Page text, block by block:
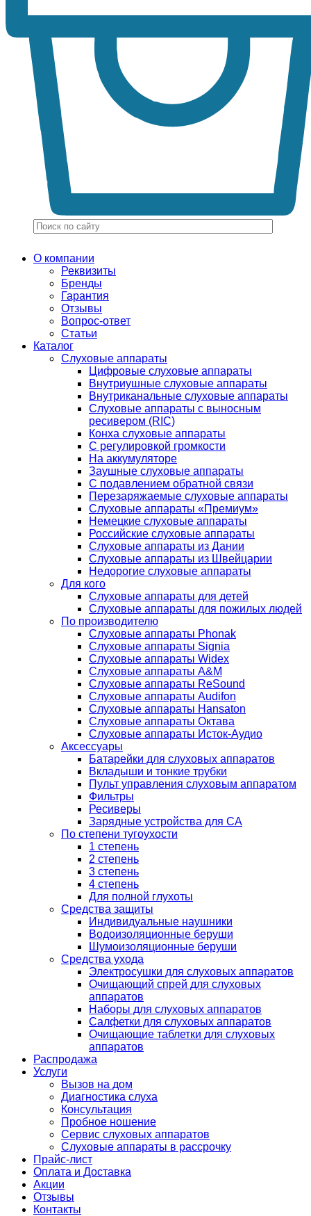
О компании
Реквизиты
Бренды
Гарантия
Отзывы
Вопрос-ответ
Статьи
Каталог
Слуховые аппараты
Цифровые слуховые аппараты
Внутриушные слуховые аппараты
Внутриканальные слуховые аппараты
Слуховые аппараты с выносным
ресивером (RIC)
Конха слуховые аппараты
С регулировкой громкости
На аккумуляторе
Заушные слуховые аппараты
C подавлением обратной связи
Перезаряжаемые слуховые аппараты
Слуховые аппараты «Премиум»
Немецкие слуховые аппараты
Российские слуховые аппараты
Слуховые аппараты из Дании
Слуховые аппараты из Швейцарии
Недорогие слуховые аппараты
Для кого
Слуховые аппараты для детей
Слуховые аппараты для пожилых людей
По производителю
Слуховые аппараты Phonak
Слуховые аппараты Signia
Слуховые аппараты Widex
Слуховые аппараты A&M
Слуховые аппараты ReSound
Слуховые аппараты Audifon
Слуховые аппараты Hansaton
Слуховые аппараты Октава
Слуховые аппараты Исток-Аудио
Аксессуары
Батарейки для слуховых аппаратов
Вкладыши и тонкие трубки
Пульт управления слуховым аппаратом
Фильтры
Ресиверы
Зарядные устройства для СА
По степени тугоухости
1 степень
2 степень
3 степень
4 степень
Для полной глухоты
Средства защиты
Индивидуальные наушники
Водоизоляционные беруши
Шумоизоляционные беруши
Средства ухода
Электросушки для слуховых аппаратов
Очищающий спрей для слуховых
аппаратов
Наборы для слуховых аппаратов
Салфетки для слуховых аппаратов
Очищающие таблетки для слуховых
аппаратов
Распродажа
Услуги
Вызов на дом
Диагностика слуха
Консультация
Пробное ношение
Сервис слуховых аппаратов
Слуховые аппараты в рассрочку
Прайс-лист
Оплата и Доставка
Акции
Отзывы
Контакты